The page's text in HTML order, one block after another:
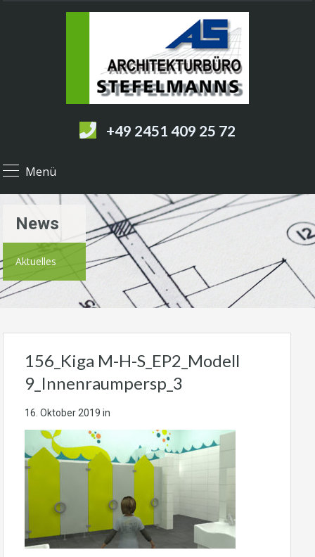
+49 2451 409 25 72
Menü
News
Aktuelles
156_Kiga M-H-S_EP2_Modell
9_Innenraumpersp_3
16. Oktober 2019 in